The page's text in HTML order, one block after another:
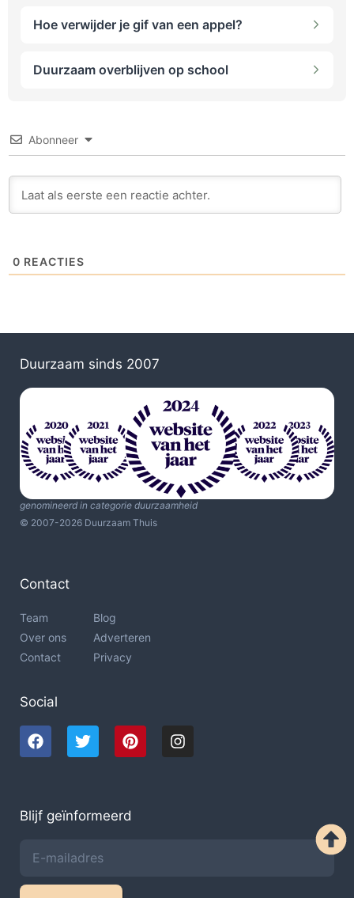
Hoe verwijder je gif van een appel?
Duurzaam overblijven op school
Abonneer
0 REACTIES
Duurzaam sinds 2007
genomineerd in categorie duurzaamheid
© 2007-2026 Duurzaam Thuis
Contact
Team
Over ons
Contact
Blog
Adverteren
Privacy
Social
Blijf geïnformeerd